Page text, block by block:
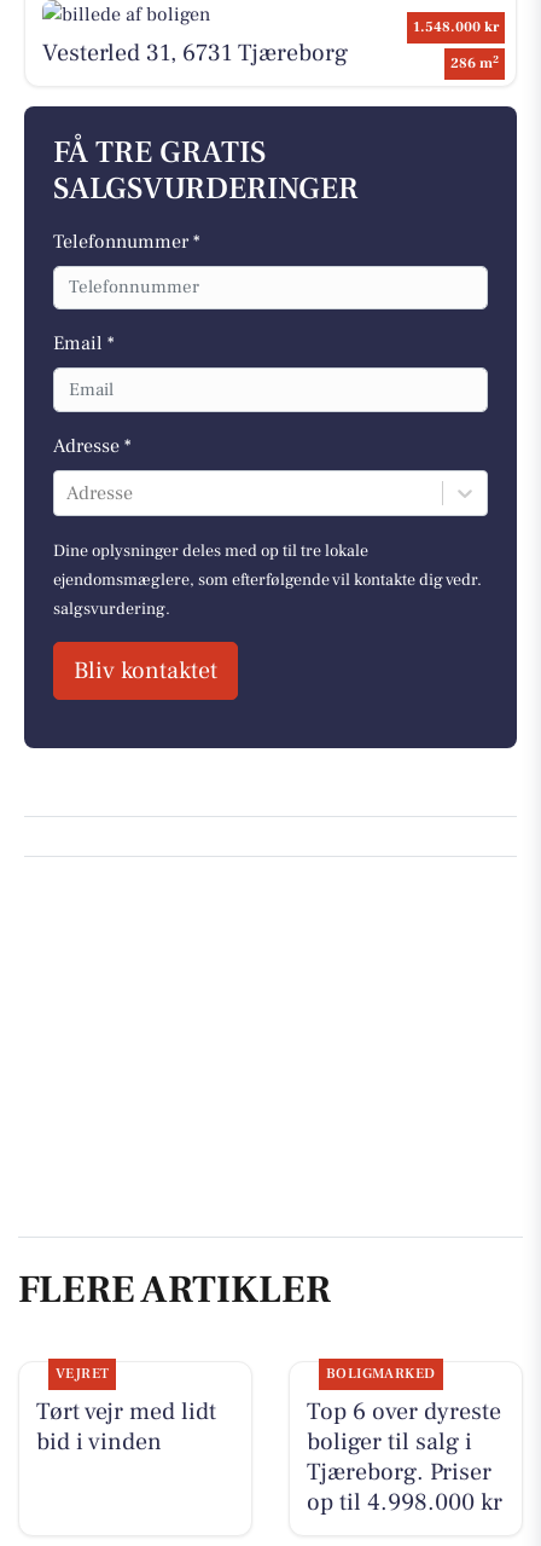
1.548.000 kr
286 m2
Vesterled 31, 6731 Tjæreborg
FÅ TRE GRATIS
SALGSVURDERINGER
Telefonnummer *
Email *
Adresse *
Adresse
Dine oplysninger deles med op til tre lokale
ejendomsmæglere, som efterfølgende vil kontakte dig vedr.
salgsvurdering.
Bliv kontaktet
FLERE ARTIKLER
VEJRET
Tørt vejr med lidt
bid i vinden
BOLIGMARKED
Top 6 over dyreste
boliger til salg i
Tjæreborg. Priser
op til 4.998.000 kr